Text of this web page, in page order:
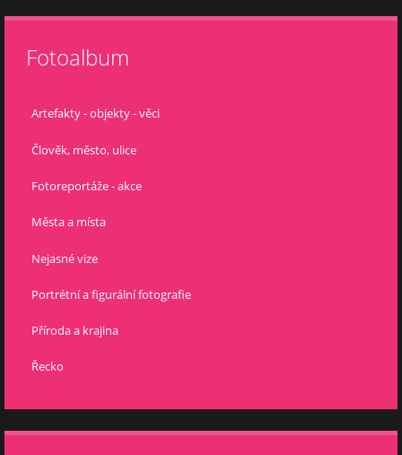
Fotoalbum
Artefakty - objekty - věci
Člověk, město, ulice
Fotoreportáže - akce
Města a místa
Nejasné vize
Portrétní a figurální fotografie
Příroda a krajina
Řecko